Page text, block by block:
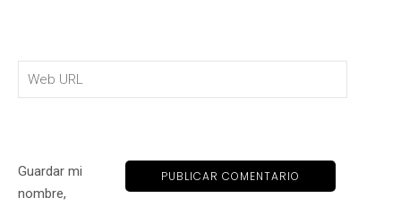
Guardar mi
nombre,